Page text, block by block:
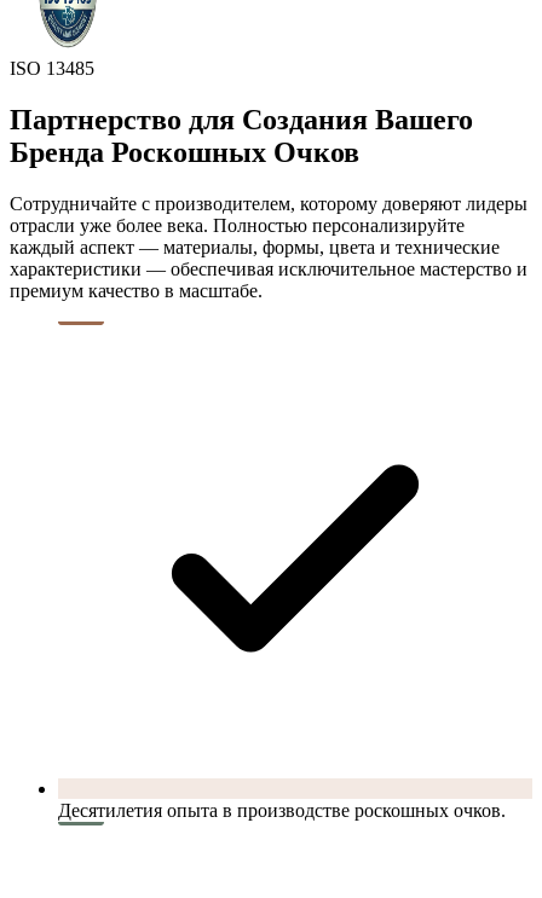
ISO 13485
Партнерство для Создания Вашего
Бренда Роскошных Очков
Сотрудничайте с производителем, которому доверяют лидеры
отрасли уже более века. Полностью персонализируйте
каждый аспект — материалы, формы, цвета и технические
характеристики — обеспечивая исключительное мастерство и
премиум качество в масштабе.
Десятилетия опыта в производстве роскошных очков.